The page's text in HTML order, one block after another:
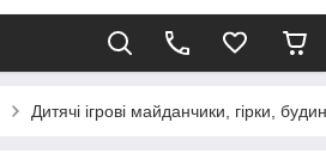
Дитячі ігрові майданчики, гірки,